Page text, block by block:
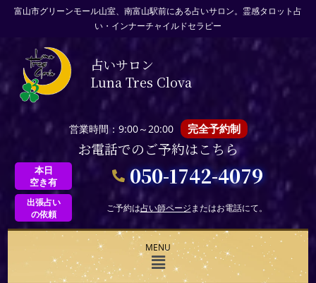
富山市グリーンモール山室、南富山駅前にある占いサロン。霊感タロット占
い・インナーチャイルドセラピー
占いサロン
Luna Tres Clova
営業時間：9:00～20:00 完全予約制
お電話でのご予約はこちら
本日
空き有
050-1742-4079
出張占い
の依頼
ご予約は占い師ページまたはお電話にて。
MENU